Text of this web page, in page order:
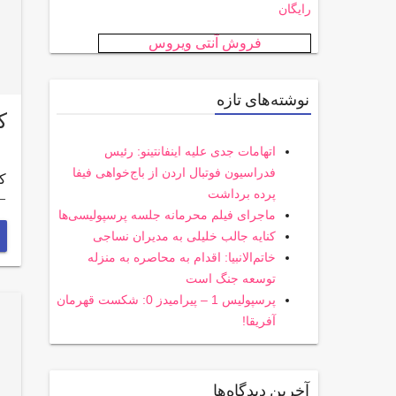
رایگان
فروش آنتی ویروس
نوشته‌های تازه
اتهامات جدی علیه اینفانتینو: رئیس
فدراسیون فوتبال اردن از باج‌خواهی فیفا
پرده برداشت
ماجرای فیلم محرمانه جلسه پرسپولیسی‌ها
کنایه جالب خلیلی به مدیران نساجی
خاتم‌الانبیا: اقدام به محاصره به منزله
توسعه جنگ است
پرسپولیس 1 – پیرامیدز 0: شکست قهرمان
آفریقا!
آخرین دیدگاه‌ها